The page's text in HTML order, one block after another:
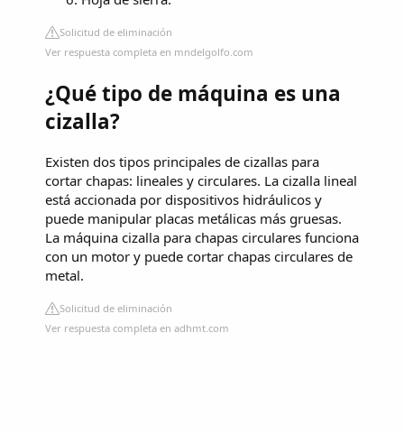
Solicitud de eliminación
Ver respuesta completa en mndelgolfo.com
¿Qué tipo de máquina es una
cizalla?
Existen dos tipos principales de cizallas para
cortar chapas: lineales y circulares. La cizalla lineal
está accionada por dispositivos hidráulicos y
puede manipular placas metálicas más gruesas.
La máquina cizalla para chapas circulares funciona
con un motor y puede cortar chapas circulares de
metal.
Solicitud de eliminación
Ver respuesta completa en adhmt.com